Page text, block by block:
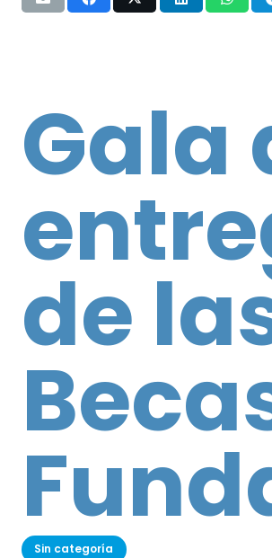
Gala
de
Sin categoría